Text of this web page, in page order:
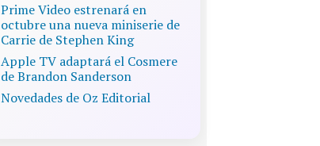
Prime Video estrenará en
octubre una nueva miniserie de
Carrie de Stephen King
Apple TV adaptará el Cosmere
de Brandon Sanderson
Novedades de Oz Editorial